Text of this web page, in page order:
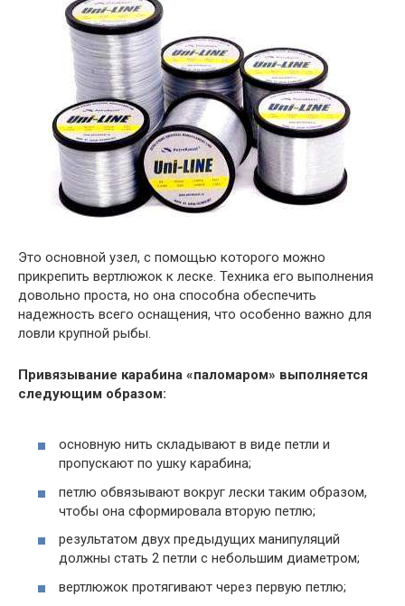
Это основной узел, с помощью которого можно
прикрепить вертлюжок к леске. Техника его выполнения
довольно проста, но она способна обеспечить
надежность всего оснащения, что особенно важно для
ловли крупной рыбы.
Привязывание карабина «паломаром» выполняется
следующим образом:
основную нить складывают в виде петли и
пропускают по ушку карабина;
петлю обвязывают вокруг лески таким образом,
чтобы она сформировала вторую петлю;
результатом двух предыдущих манипуляций
должны стать 2 петли с небольшим диаметром;
вертлюжок протягивают через первую петлю;